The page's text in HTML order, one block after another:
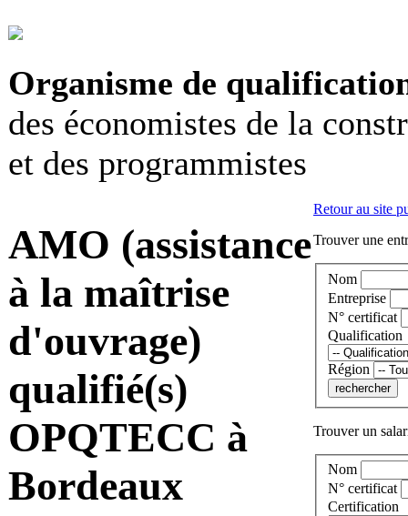
Organisme de
des économistes de la
et des programmistes
AMO (assistance
à la maîtrise
d'ouvrage)
qualifié(s)
OPQTECC à
Bordeaux
Retour au site
Trouver une
Nom
Entreprise
N° certificat
Qualification
Région
Trouver un
Nom
N° certificat
Certification